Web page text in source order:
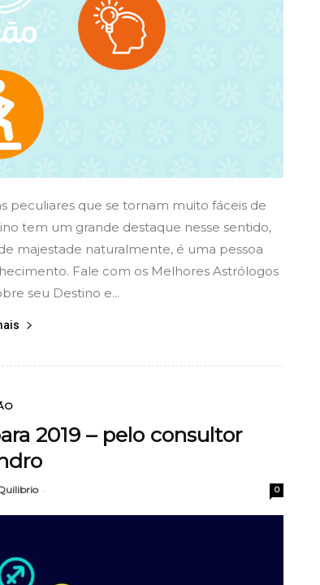
peculiares que se tornam muito fáceis de
tem um grande destaque nesse sentido,
majestade naturalmente, é uma pessoa
Fale com os Melhores Astrólogos
seu Destino e...
2019 – pelo consultor
- 0